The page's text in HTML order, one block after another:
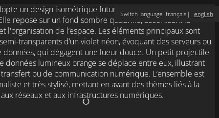
Switch language :français english